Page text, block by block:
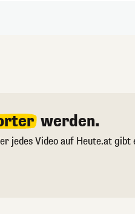
werden.
jedes Video auf Heute.at gibt